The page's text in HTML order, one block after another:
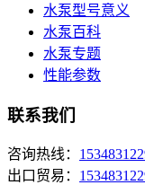
水泵型号意义
水泵百科
水泵专题
性能参数
联系我们
咨询热线：
出口贸易：